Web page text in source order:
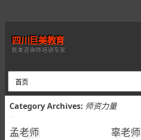
四川巨美教育
医美咨询师培训专家
Category Archives: 师资力量
孟老师 辜老师